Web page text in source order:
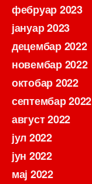
фебруар 2023
јануар 2023
децембар 2022
новембар 2022
октобар 2022
септембар 2022
август 2022
јул 2022
јун 2022
мај 2022